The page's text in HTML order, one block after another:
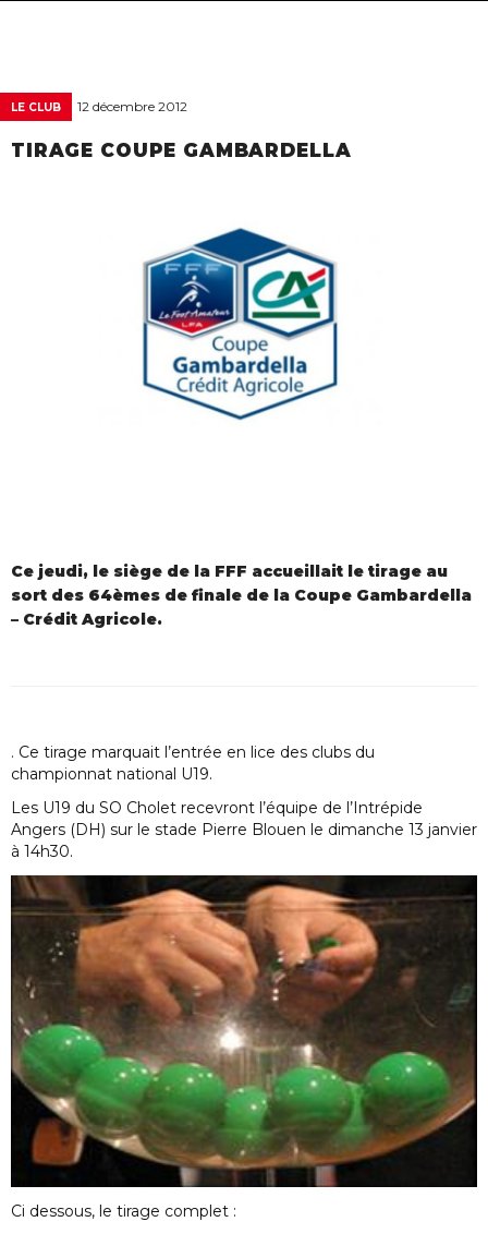
LE CLUB 12 décembre 2012
TIRAGE COUPE GAMBARDELLA
Ce jeudi, le siège de la FFF accueillait le tirage au
sort des 64èmes de finale de la Coupe Gambardella
– Crédit Agricole.
. Ce tirage marquait l’entrée en lice des clubs du
championnat national U19.
Les U19 du SO Cholet recevront l’équipe de l’Intrépide
Angers (DH) sur le stade Pierre Blouen le dimanche 13 janvier
à 14h30.
Ci dessous, le tirage complet :